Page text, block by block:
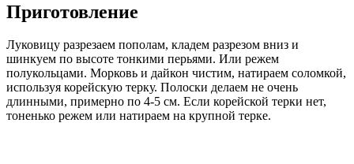
Приготовление
Луковицу разрезаем пополам, кладем разрезом вниз и
шинкуем по высоте тонкими перьями. Или режем
полукольцами. Морковь и дайкон чистим, натираем соломкой,
используя корейскую терку. Полоски делаем не очень
длинными, примерно по 4-5 см. Если корейской терки нет,
тоненько режем или натираем на крупной терке.